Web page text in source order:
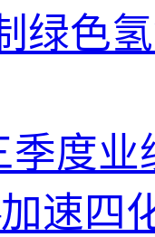
绿色
季度
速四